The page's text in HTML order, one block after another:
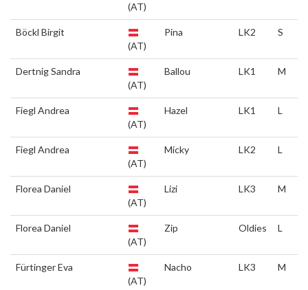
(AT)
Böckl Birgit
(AT)
Pina LK2 S
Dertnig Sandra
(AT)
Ballou LK1 M
Fiegl Andrea
(AT)
Hazel LK1 L
Fiegl Andrea
(AT)
Micky LK2 L
Florea Daniel
(AT)
Lizi LK3 M
Florea Daniel
(AT)
Zip Oldies L
Fürtinger Eva
(AT)
Nacho LK3 M